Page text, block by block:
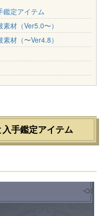
鑑定アイテム
材（Ver5.0〜）
材（〜Ver4.8）
入手鑑定アイテム